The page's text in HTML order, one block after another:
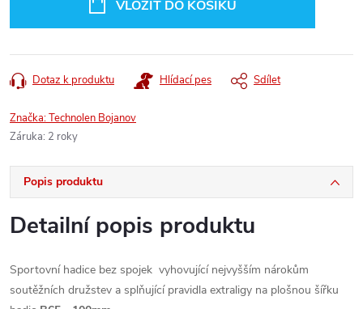
VLOŽIT DO KOŠÍKU
Dotaz k produktu Hlídací pes Sdílet
Značka:Technolen Bojanov
Záruka: 2 roky
Popis produktu
Detailní popis produktu
Sportovní hadice bez spojek vyhovující nejvyšším nárokům
soutěžních družstev a splňující pravidla extraligy na plošnou šířku